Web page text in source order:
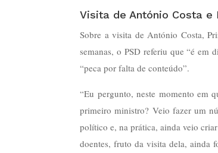
Visita de António Costa
Sobre a visita de António Costa,
semanas, o PSD referiu que “é em
“peca por falta de conteúdo”.
“Eu pergunto, neste momento em
primeiro ministro? Veio fazer um
político e, na prática, ainda veio
doentes, fruto da visita dela, ainda